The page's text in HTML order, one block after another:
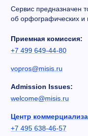
Сервис предназначен
об орфографических и
Приемная комиссия:
+7 499 649-44-80
vopros@misis.ru
Admission Issues:
welcome@misis.ru
Центр
+7 495 638-46-57